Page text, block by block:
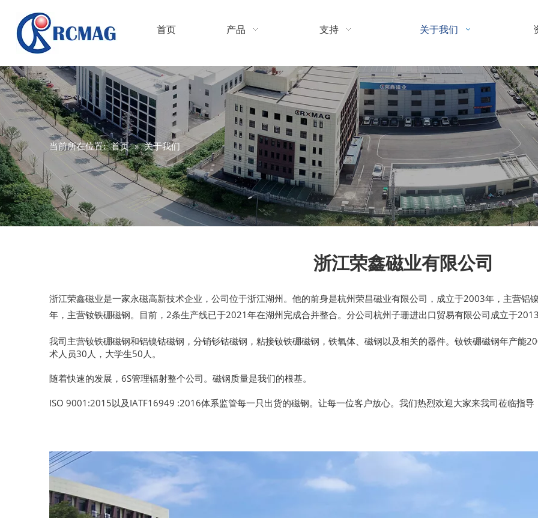
首页 产品 支持 关于我们
当前所在位置: 首页 » 关于我们
浙江荣鑫磁业有限公司
浙江荣鑫磁业是一家永磁高新技术企业，公司位于浙江湖州。他的前身是杭州荣昌磁业有限公司，成立于2003年，主营
年，主营钕铁硼磁钢。目前，2条生产线已于2021年在湖州完成合并整合。分公司杭州子珊进出口贸易有限公司成立于
我司主营钕铁硼磁钢和铝镍钴磁钢，分销钐钴磁钢，粘接钕铁硼磁钢，铁氧体、磁钢以及相关的器件。钕铁硼磁钢年产能
术人员30人，大学生50人。
随着快速的发展，6S管理辐射整个公司。磁钢质量是我们的根基。
ISO 9001:2015以及IATF16949 :2016体系监管每一只出货的磁钢。让每一位客户放心。我们热烈欢迎大家来我司莅临指导